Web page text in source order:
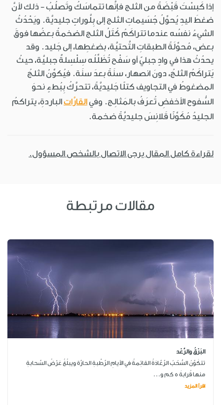
إذا كَبسْتَ قَبْضَةً من الثلج فإنَّها تتماسَكُ وتَصلُبُ - ذلك لأنَّ
ضغطَ اليدِ يُحوِّلُ جُسَيماتِ الثلج إلى بِلَّوراتٍ جليديَّة. ويَحْدُثُ
الشيءُ نفسُه عندما تتراكَمُ كُتَلُ الثلج الضخمةُ بعضُها فوقَ
بعض، مُحوِّلَةً الطبقاتِ التَّحتيَّة، بضغطِها، إلى جَليد. وقد
يحدُثُ هذا في وادٍ جبليّ أو سَفْح تُظَلِّلُه سِلْسِلةٌ جبليَّة، حيثُ
يَتراكَمُ الثلجُ، دونَ انصهار، سنَةً بعدَ سنَة. فيُكوِّنُ الثلجُ
المضغوطُ في التجاويف كتلًا جَليديَّةً، تتحرَّكُ بِبُطءٍ نحوَ
السُّفوح الأخفضِ تُعرَفُ بالمَثالِج. وفي القارَّاتالباردةِ، يتراكمُ
الجليدُ مُكَوِّنًا قَلانِسَ جليديَّةً ضخمة.
لقراءة كامل المقال يرجى الاتصال بالشخص المسؤول.
مقالات مرتبطة
البَرْقُ والرَّعْد
تتكَوَّنُ السُّحُبُ الرَّعَّادَةُ القاتِمةُ في الأيامِ الرَّطْبةِ الحارَّة ويبلُغُ عَرْضُ السَّحابةِ
منها قُرابةَ 5 كم و...
اقرأ المزيد